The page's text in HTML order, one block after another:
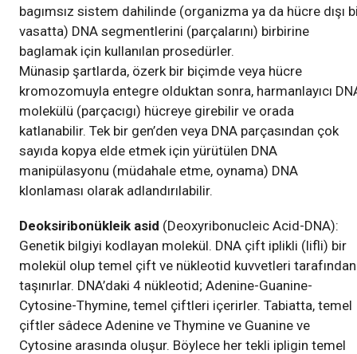
bagımsız sistem dahilinde (organizma ya da hücre dışı
vasatta) DNA segmentlerini (parçalarını) birbirine
baglamak için kullanılan prosedürler.
Münasip şartlarda, özerk bir biçimde veya hücre
kromozomuyla entegre olduktan sonra, harmanlayıcı
molekülü (parçacıgı) hücreye girebilir ve orada
katlanabilir. Tek bir gen’den veya DNA parçasından çok
sayıda kopya elde etmek için yürütülen DNA
manipülasyonu (müdahale etme, oynama) DNA
klonlaması olarak adlandırılabilir.
Deoksiribonükleik asid (Deoxyribonucleic Acid-DNA):
Genetik bilgiyi kodlayan molekül. DNA çift iplikli (lifli) bir
molekül olup temel çift ve nükleotid kuvvetleri tarafından
taşınırlar. DNA’daki 4 nükleotid; Adenine-Guanine-
Cytosine-Thymine, temel çiftleri içerirler. Tabiatta, temel
çiftler sâdece Adenine ve Thymine ve Guanine ve
Cytosine arasında oluşur. Böylece her tekli ipligin temel